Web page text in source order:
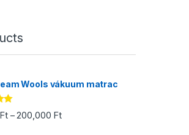
Wools vákuum matrac
Ft – 200,000 FtÁrtartomány: 80,000 Ft -